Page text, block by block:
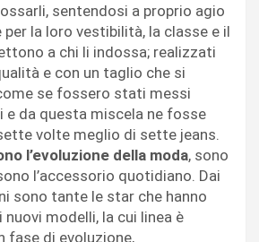
sentendosi a proprio agio
la loro vestibilità, la classe e il
a chi li indossa; realizzati
e con un taglio che si
se fossero stati messi
e da questa miscela ne fosse
volte meglio di sette jeans.
l’evoluzione della moda, sono
l’accessorio quotidiano. Dai
sono tante le star che hanno
modelli, la cui linea è
fase di evoluzione,